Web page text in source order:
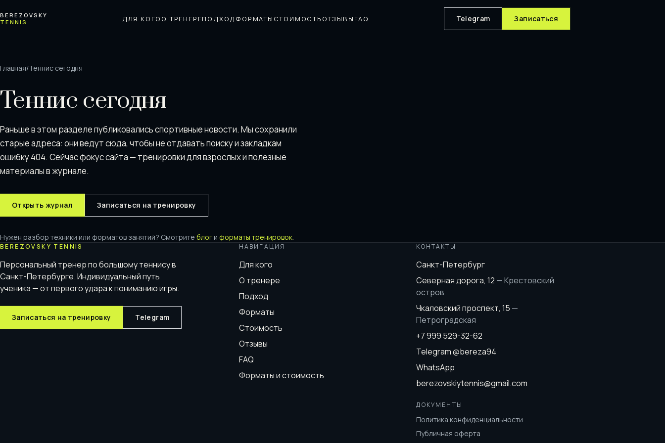
BEREZOVSKY
TENNIS
ДЛЯ КОГО О ТРЕНЕРЕПОДХОД ФОРМАТЫ СТОИМОСТЬ ОТЗЫВЫ FAQ Telegram Записаться
Главная/Теннис сегодня
Теннис сегодня
Раньше в этом разделе публиковались спортивные новости. Мы сохранили
старые адреса: они ведут сюда, чтобы не отдавать поискy и закладкам
ошибку 404. Сейчас фокус сайта — тренировки для взрослых и полезные
материалы в журнале.
Открыть журнал Записаться на тренировку
Нужен разбор техники или форматов занятий? Смотрите блог и форматы тренировок.
BEREZOVSKY TENNIS
Персональный тренер по большому теннису в
Санкт-Петербурге. Индивидуальный путь
ученика — от первого удара к пониманию игры.
Записаться на тренировку Telegram
НАВИГАЦИЯ
Для кого
О тренере
Подход
Форматы
Стоимость
Отзывы
FAQ
Форматы и стоимость
КОНТАКТЫ
Санкт-Петербург
Северная дорога, 12 —Крестовский
остров
Чкаловский проспект, 15 —
Петроградская
+7 999 529-32-62
Telegram@bereza94
WhatsApp
berezovskiytennis@gmail.com
ДОКУМЕНТЫ
Политика конфиденциальности
Публичная оферта